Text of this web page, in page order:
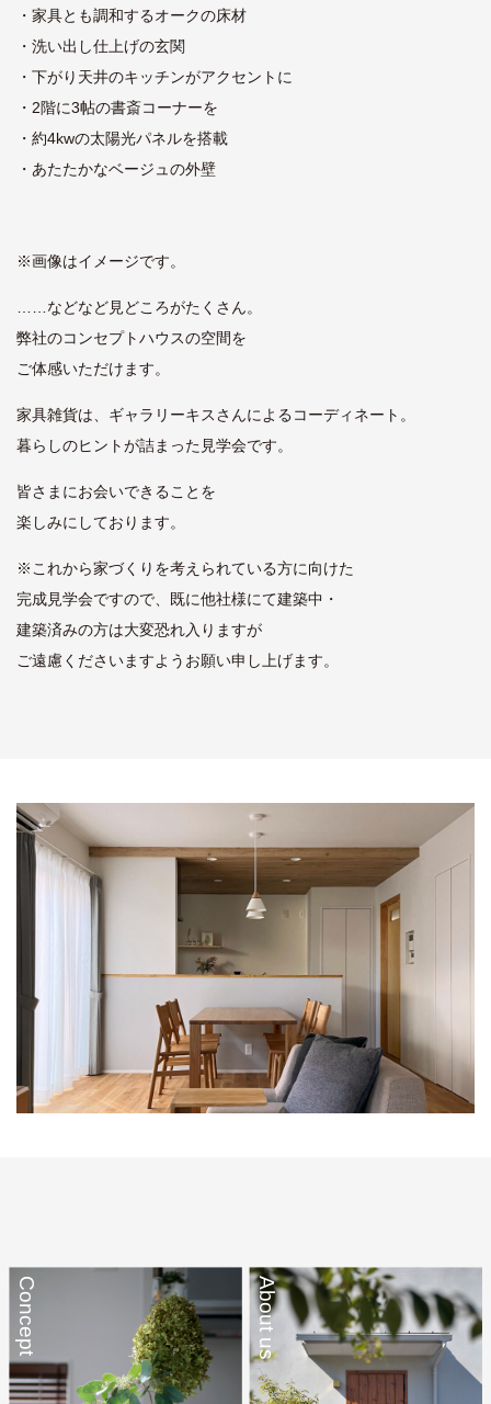
・家具とも調和するオークの床材
・洗い出し仕上げの玄関
・下がり天井のキッチンがアクセントに
・2階に3帖の書斎コーナーを
・約4kwの太陽光パネルを搭載
・あたたかなベージュの外壁
※画像はイメージです。
……などなど見どころがたくさん。
弊社のコンセプトハウスの空間を
ご体感いただけます。
家具雑貨は、ギャラリーキスさんによるコーディネート。
暮らしのヒントが詰まった見学会です。
皆さまにお会いできることを
楽しみにしております。
※これから家づくりを考えられている方に向けた
完成見学会ですので、既に他社様にて建築中・
建築済みの方は大変恐れ入りますが
ご遠慮くださいますようお願い申し上げます。
Concept About us